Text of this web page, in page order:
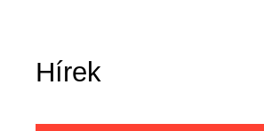
Hírek